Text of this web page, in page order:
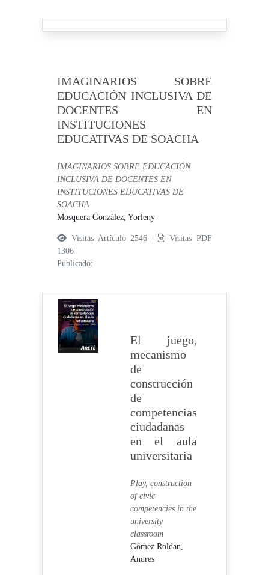
IMAGINARIOS SOBRE
EDUCACIÓN INCLUSIVA DE
DOCENTES EN
INSTITUCIONES
EDUCATIVAS DE SOACHA
IMAGINARIOS SOBRE EDUCACIÓN
INCLUSIVA DE DOCENTES EN
INSTITUCIONES EDUCATIVAS DE
SOACHA
Mosquera González, Yorleny
Visitas Artículo 2546 |
Visitas PDF
1306
Publicado:
El juego,
mecanismo
de
construcción
de
competencias
ciudadanas
en el aula
universitaria
Play, construction
of civic
competencies in the
university
classroom
Gómez Roldan,
Andres